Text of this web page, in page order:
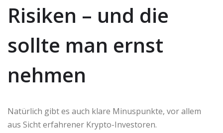
Risiken – und die
sollte man ernst
nehmen
Natürlich gibt es auch klare Minuspunkte, vor allem
aus Sicht erfahrener Krypto-Investoren.